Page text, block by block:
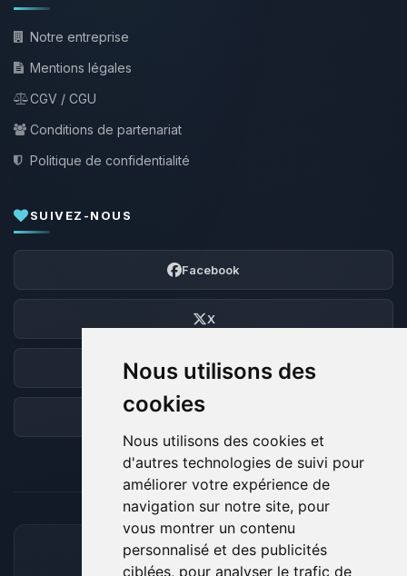
Nous utilisons des
cookies
Nous utilisons des cookies et
d'autres technologies de suivi pour
améliorer votre expérience de
navigation sur notre site, pour
vous montrer un contenu
personnalisé et des publicités
ciblées, pour analyser le trafic de
Notre entreprise
Mentions légales
CGV / CGU
Conditions de partenariat
Politique de confidentialité
SUIVEZ-NOUS
Facebook
X
Discord
Forum
MOYENS DE PAIEMENT ACCEPTÉS